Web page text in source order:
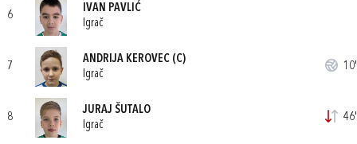
6
IVAN PAVLIĆ
Igrač
7
ANDRIJA KEROVEC (C)
Igrač
10'
8
JURAJ ŠUTALO
Igrač
46'